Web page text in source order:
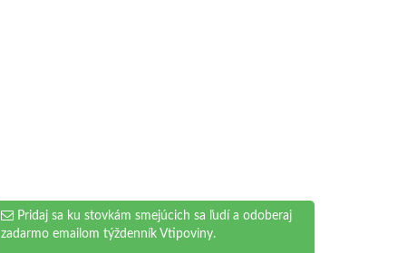
Pridaj sa ku stovkám smejúcich sa ľudí a odoberaj
zadarmo emailom týždenník Vtipoviny.